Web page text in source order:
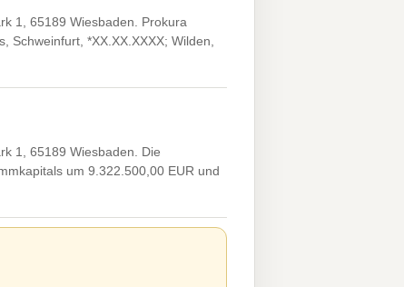
1, 65189 Wiesbaden. Prokura
Schweinfurt, *XX.XX.XXXX; Wilden,
1, 65189 Wiesbaden. Die
um 9.322.500,00 EUR und